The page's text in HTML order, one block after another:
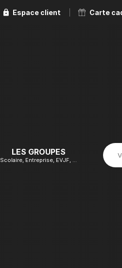
LES GROUPES
Scolaire, Entreprise, EVJF, …
Espace client Carte